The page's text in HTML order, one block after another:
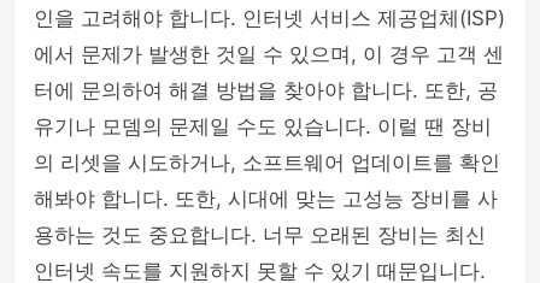
인을 고려해야 합니다. 인터넷 서비스 제공업체(ISP)
에서 문제가 발생한 것일 수 있으며, 이 경우 고객 센
터에 문의하여 해결 방법을 찾아야 합니다. 또한, 공
유기나 모뎀의 문제일 수도 있습니다. 이럴 땐 장비
의 리셋을 시도하거나, 소프트웨어 업데이트를 확인
해봐야 합니다. 또한, 시대에 맞는 고성능 장비를 사
용하는 것도 중요합니다. 너무 오래된 장비는 최신
인터넷 속도를 지원하지 못할 수 있기 때문입니다.